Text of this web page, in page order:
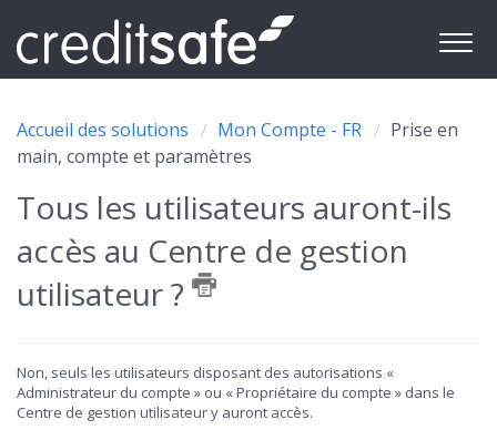
Accueil des solutions Mon Compte - FR
Prise en
main, compte et paramètres
Tous les utilisateurs auront-ils
accès au Centre de gestion
utilisateur ?
Non, seuls les utilisateurs disposant des autorisations «
Administrateur du compte » ou « Propriétaire du compte » dans le
Centre de gestion utilisateur y auront accès.